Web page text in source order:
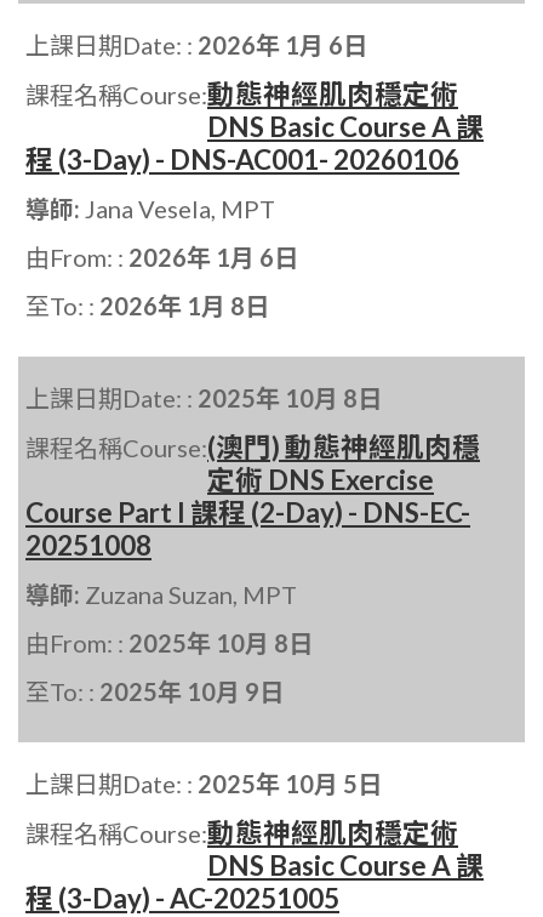
上課日期Date: : 2026年 1月 6日
課程名稱Course:動態神經肌肉穩定術
DNS Basic Course A 課
程 (3-Day) - DNS-AC001- 20260106
導師: Jana Vesela, MPT
由From: : 2026年 1月 6日
至To: : 2026年 1月 8日
上課日期Date: : 2025年 10月 8日
課程名稱Course:(澳門) 動態神經肌肉穩
定術 DNS Exercise
Course Part I 課程 (2-Day) - DNS-EC-
20251008
導師: Zuzana Suzan, MPT
由From: : 2025年 10月 8日
至To: : 2025年 10月 9日
上課日期Date: : 2025年 10月 5日
課程名稱Course:動態神經肌肉穩定術
DNS Basic Course A 課
程 (3-Day) - AC-20251005